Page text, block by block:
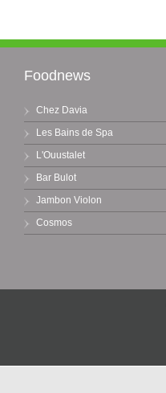
Foodnews
Chez Davia
Les Bains de Spa
L'Ouustalet
Bar Bulot
Jambon Violon
Cosmos